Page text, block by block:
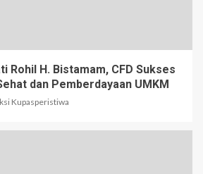
Rohil H. Bistamam, CFD Sukses
dan Pemberdayaan UMKM
Kupasperistiwa